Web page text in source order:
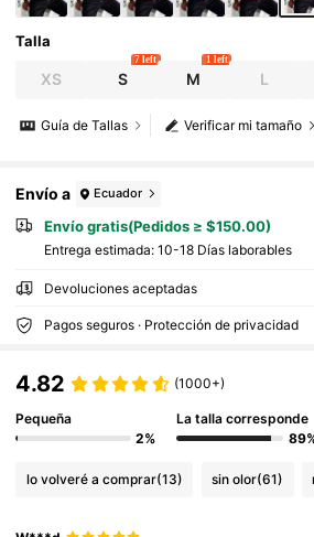
Talla
XS S
7 left
M
1 left
L
Verificar mi tamaño
Guía de Tallas
Envío a Ecuador
Envío gratis(Pedidos ≥ $150.00)
Entrega estimada: 10-18 Días laborables
Devoluciones aceptadas
Pagos seguros · Protección de privacidad
4.82 (1000+)
Pequeña
2%
La talla corresponde
lo volveré a comprar(13) sin olor(61)